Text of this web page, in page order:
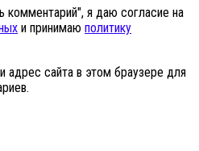
комментарий", я даю согласие на
и принимаю политику
адрес сайта в этом браузере для